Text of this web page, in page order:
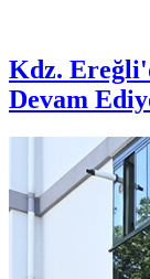
Kdz.
Devam